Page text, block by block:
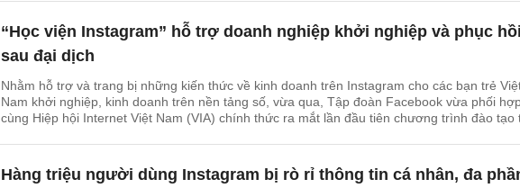
“Học viện Instagram” hỗ trợ doanh nghiệp khởi nghiệp và phục hồi
sau đại dịch
Nhằm hỗ trợ và trang bị những kiến thức về kinh doanh trên Instagram cho các bạn trẻ
Nam khởi nghiệp, kinh doanh trên nền tảng số, vừa qua, Tập đoàn Facebook vừa phối
cùng Hiệp hội Internet Việt Nam (VIA) chính thức ra mắt lần đầu tiên chương trình đào tạo
Hàng triệu người dùng Instagram bị rò rỉ thông tin cá nhân, đa